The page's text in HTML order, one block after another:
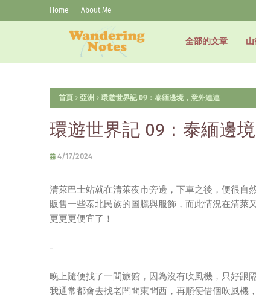
Home About Me
全部的文章
首頁 亞洲 環遊世界記 09：泰緬邊境，意外連連
環遊世界記 09：泰緬邊
4/17/2024
清萊巴士站就在清萊夜市旁邊，下車之後，便很自
販售一些泰北民族的圖騰與服飾，而此情況在清萊
更更更便宜了！
-
晚上隨便找了一間旅館，因為沒有吹風機，只好跟
我通常都會去找老闆問東問西，再順便借個吹風機